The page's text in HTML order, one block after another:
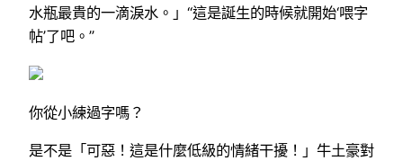
水瓶最貴的一滴淚水。」“這是誕生的時候就開始‘喂字
帖’了吧。”
你從小練過字嗎？
是不是「可惡！這是什麼低級的情緒干擾！」牛土豪對